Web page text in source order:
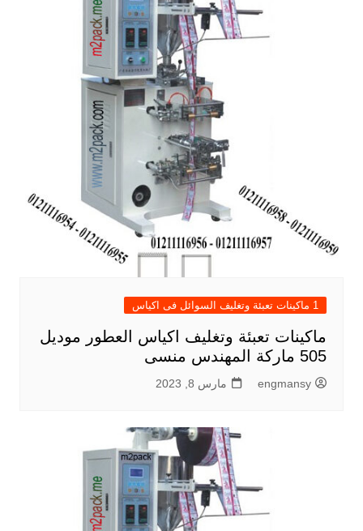
1 ماكينات تعبئة وتغليف السوائل فى اكياس
ماكينات تعبئة وتغليف اكياس العطور موديل
505 ماركة المهندس منسى
engmansy مارس 8, 2023